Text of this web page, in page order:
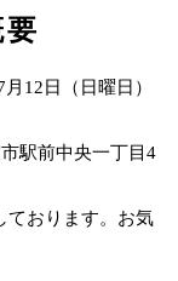
12日（日曜日）
駅前中央一丁目4
ります。お気